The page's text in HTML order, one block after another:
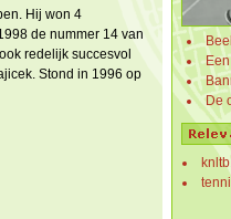
Hij won 4
de nummer 14 van
redelijk succesvol
Stond in 1996 op
De